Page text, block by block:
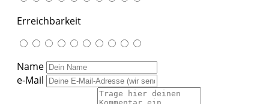
Erreichbarkeit
Name
e-Mail